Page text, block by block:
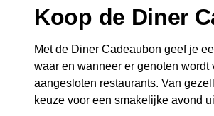
Koop de Diner
Met de Diner Cadeaubon geef je
waar en wanneer er genoten
aangesloten restaurants. Van
keuze voor een smakelijke avond